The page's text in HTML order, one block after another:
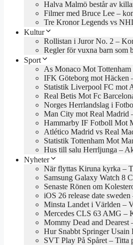
Halva Malmö består av
Filmer med Bruce Lee –
Tre Kronor Legends vs
Kultur
Rollistan i Juror No. 2 –
Regler för vuxna barn som
Sport
As Monaco Mot
IFK Göteborg mot Häcken
Statistik Liverpool FC mot
Real Betis Mot Fc
Norges Herrlandslag i
Man City mot Real Madrid
Hammarby IF Fotboll Mot
Atlético Madrid vs Real
Statistik Tottenham Mot
Hus till salu Herrljunga –
Nyheter
När flyttas Kiruna kyrka –
Samsung Galaxy Watch 8
Senaste Rönen om
iOS 26 release date
Minsta Landet i Världen –
Mercedes CLS 63 AMG –
Mommy Dead and Dearest
Hur Snabbt Springer
SVT Play På Spåret – Titta